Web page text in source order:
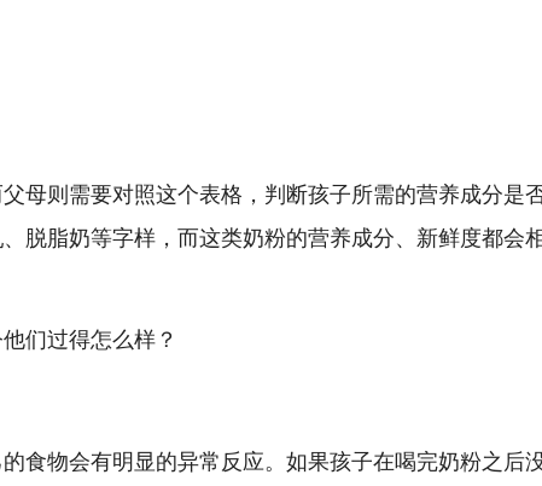
母则需要对照这个表格，判断孩子所需的营养成分是
脱脂奶等字样，而这类奶粉的营养成分、新鲜度都会
食物会有明显的异常反应。如果孩子在喝完奶粉之后